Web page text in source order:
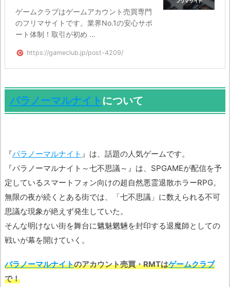
ゲームクラブはゲームアカウント売買専門
のフリマサイトです。業界No.1の安心サポ
ート体制！取引が初め ...
https://gameclub.jp/post-4209/
パラノーマルナイト について
『パラノーマルナイト 』は、話題の人気ゲームです。
『パラノーマルナイト～七不思議～』は、SPGAMEが配信を予
定しているスマートフォン向けの超自然悪霊退散ホラーRPG。
無限の夜が続くとある街では、「七不思議」に数えられる不可
思議な現象が絶えず発生していた。
そんな明けない街を舞台に魑魅魍魎を封印する退魔師としての
戦いが幕を開けていく。
パラノーマルナイトのアカウント売買・RMTはゲームクラブ
で！